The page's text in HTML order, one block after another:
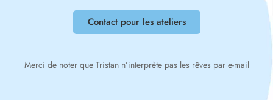
Contact pour les ateliers
Merci de noter que Tristan n’interprète pas les rêves par e-mail